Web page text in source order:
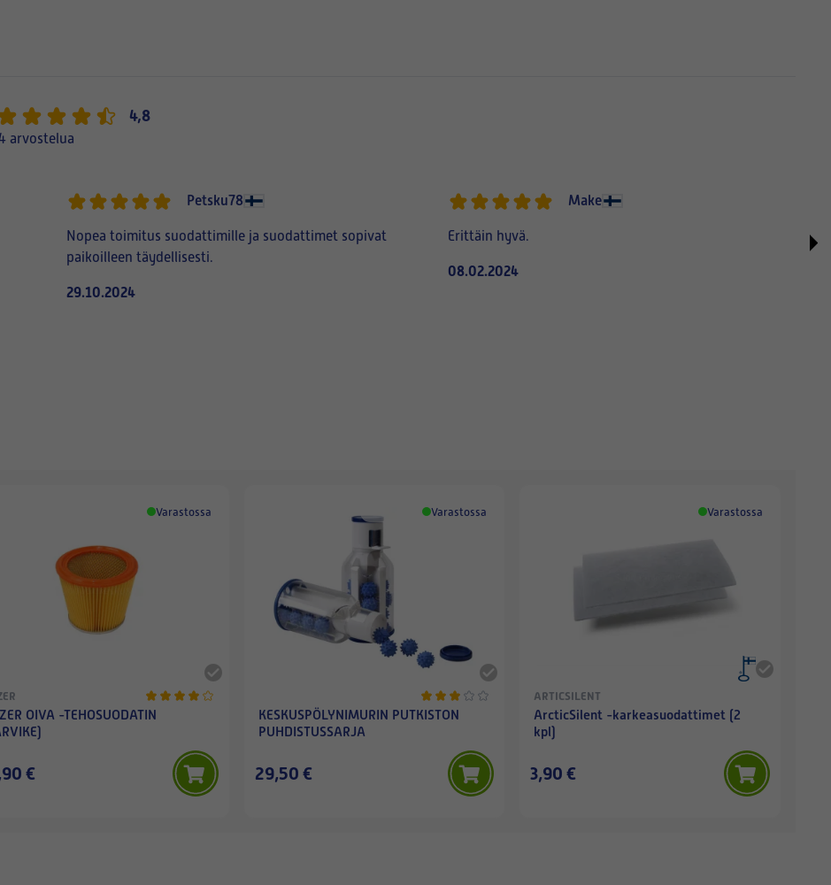
4,8
4 arvostelua
Petsku78
Nopea toimitus suodattimille ja suodattimet sopivat
paikoilleen täydellisesti.
29.10.2024
Make
Erittäin hyvä.
08.02.2024
Varastossa
OIVA -TEHOSUODATIN
€
Varastossa
KESKUSPÖLYNIMURIN PUTKISTON
PUHDISTUSSARJA
29,50 €
Varastossa
ARTICSILENT
ArcticSilent -karkeasuodattimet (2
kpl)
3,90 €